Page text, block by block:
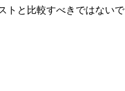
トと比較すべきではないで